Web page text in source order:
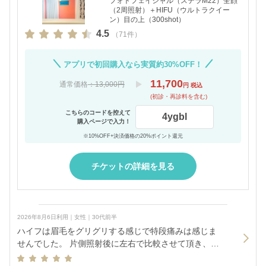
（2周照射）＋HIFU（ウルトラクイー
ン）目の上（300shot）
4.5 （71件）
アプリで初回購入なら実質約30%OFF！
通常価格：13,000円 11,700円 税込
(初診・再診料を含む)
こちらのコードを控えて
購入ページで入力！
4ygbl
※10%OFF+決済価格の20%ポイント還元
チケットの詳細を見る
2026年8月6日利用｜女性｜30代前半
ハイフは眉毛をグリグリする感じで特段痛みは感じま
せんでした。 片側照射後に左右で比較させて頂き、開
きの良さを感じることができました。 フォトの方は経